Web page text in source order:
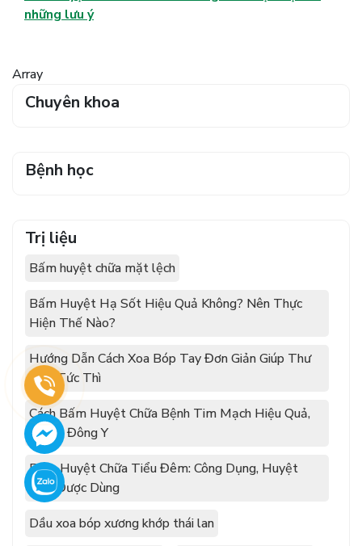
những lưu ý
Array
Chuyên khoa
Bệnh học
Trị liệu
Bấm huyệt chữa mặt lệch
Bấm Huyệt Hạ Sốt Hiệu Quả Không? Nên Thực
Hiện Thế Nào?
Hướng Dẫn Cách Xoa Bóp Tay Đơn Giản Giúp Thư
Giãn Tức Thì
Cách Bấm Huyệt Chữa Bệnh Tim Mạch Hiệu Quả,
Chuẩn Đông Y
Bấm Huyệt Chữa Tiểu Đêm: Công Dụng, Huyệt
Đạo Được Dùng
Dầu xoa bóp xương khớp thái lan